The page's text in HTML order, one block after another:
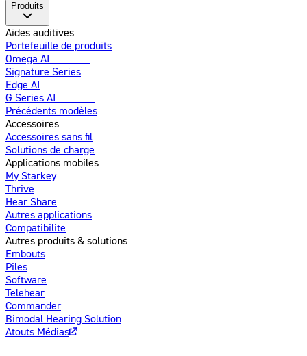
Produits
Aides auditives
Portefeuille de produits
Omega AI
Signature Series
Edge AI
G Series AI
Précédents modèles
Accessoires
Accessoires sans fil
Solutions de charge
Applications mobiles
My Starkey
Thrive
Hear Share
Autres applications
Compatibilite
Autres produits & solutions
Embouts
Piles
Software
Telehear
Commander
Bimodal Hearing Solution
Atouts Médias